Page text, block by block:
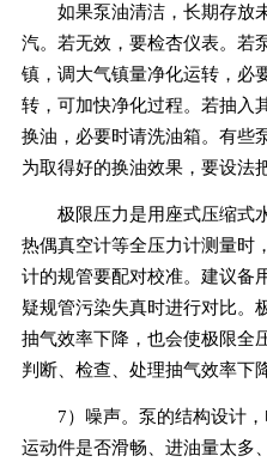
如果泵油清洁，长期存放
汽。若无效，要检杏仪表。若
镇，调大气镇量净化运转，必
转，可加快净化过程。若抽入
换油，必要时请洗油箱。有些
为取得好的换油效果，要设法
极限压力是用座式压缩式
热偶真空计等全压力计测量时
计的规管要配对校准。建议备
疑规管污染失真时进行对比。
抽气效率下降，也会使极限全
判断、检查、处理抽气效率下
7）噪声。泵的结构设计
运动件是否滑畅、进油量太多